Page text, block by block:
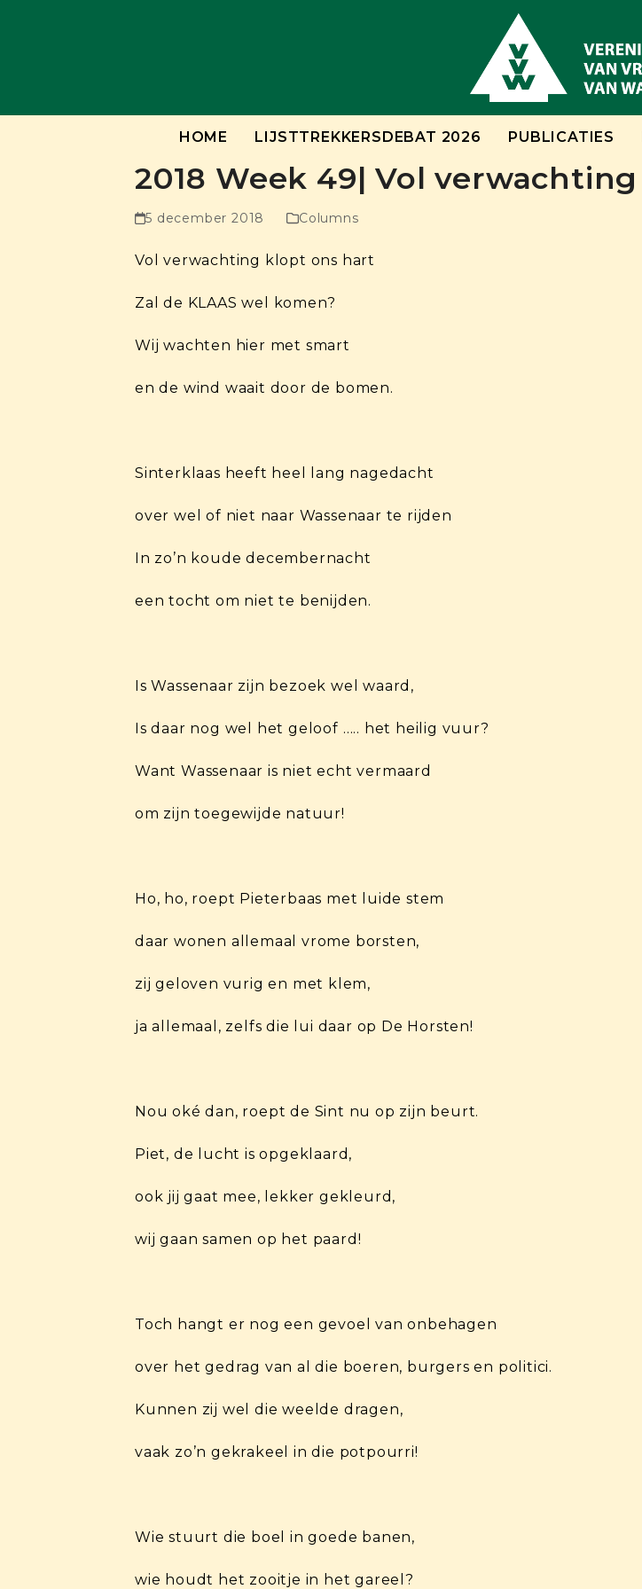
HOME LIJSTTREKKERSDEBAT 2026 PUBLICATIES
2018 Week 49| Vol
5 december 2018 Columns
Vol verwachting klopt ons hart
Zal de KLAAS wel komen?
Wij wachten hier met smart
en de wind waait door de bomen.
Sinterklaas heeft heel lang nagedacht
over wel of niet naar Wassenaar te rijden
In zo’n koude decembernacht
een tocht om niet te benijden.
Is Wassenaar zijn bezoek wel waard,
Is daar nog wel het geloof ….. het heilig vuur?
Want Wassenaar is niet echt vermaard
om zijn toegewijde natuur!
Ho, ho, roept Pieterbaas met luide stem
daar wonen allemaal vrome borsten,
zij geloven vurig en met klem,
ja allemaal, zelfs die lui daar op De Horsten!
Nou oké dan, roept de Sint nu op zijn beurt.
Piet, de lucht is opgeklaard,
ook jij gaat mee, lekker gekleurd,
wij gaan samen op het paard!
Toch hangt er nog een gevoel van onbehagen
over het gedrag van al die boeren, burgers en politici.
Kunnen zij wel die weelde dragen,
vaak zo’n gekrakeel in die potpourri!
Wie stuurt die boel in goede banen,
wie houdt het zooitje in het gareel?